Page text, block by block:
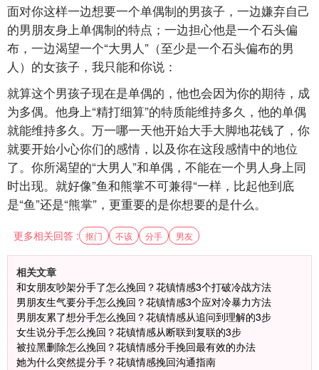
面对你这样一边想要一个单偶制的男孩子，一边嫌弃自己
的男朋友身上单偶制的特点；一边担心他是一个石头偏
布，一边渴望一个“大男人”（至少是一个石头偏布的男
人）的女孩子，我只能和你说：
就算这个男孩子现在是单偶的，他也会因为你的期待，成
为多偶。他身上“精打细算”的特质能维持多久，他的单偶
就能维持多久。万一哪一天他开始大手大脚地花钱了，你
就要开始小心你们的感情，以及你在这段感情中的地位
了。你所渴望的“大男人”和单偶，不能在一个男人身上同
时出现。就好像”鱼和熊掌不可兼得“一样，比起他到底
是“鱼”还是“熊掌”，更重要的是你想要的是什么。
更多相关回答 : 抠门 不该 分手 男友
相关文章
和女朋友吵架分手了怎么挽回？花镇情感3个打破冷战方法
男朋友生气要分手怎么挽回？花镇情感3个应对冷暴力方法
男朋友累了想分手怎么挽回？花镇情感从追问到理解的3步
女生说分手怎么挽回？花镇情感从断联到复联的3步
被拉黑删除怎么挽回？花镇情感分手挽回最有效的办法
她为什么突然提分手？花镇情感挽回沟通指南